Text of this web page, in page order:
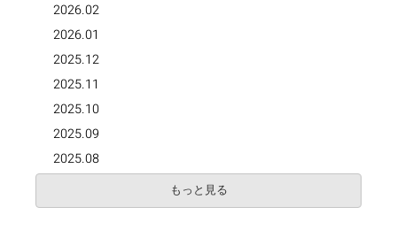
2026.02
2026.01
2025.12
2025.11
2025.10
2025.09
2025.08
もっと見る